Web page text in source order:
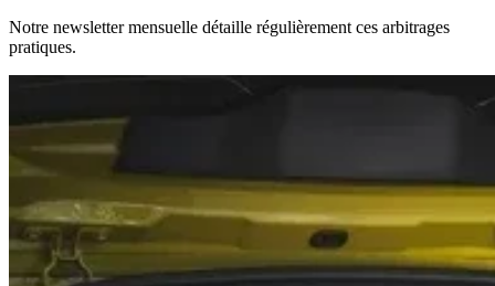
Notre newsletter mensuelle détaille régulièrement ces arbitrages
pratiques.